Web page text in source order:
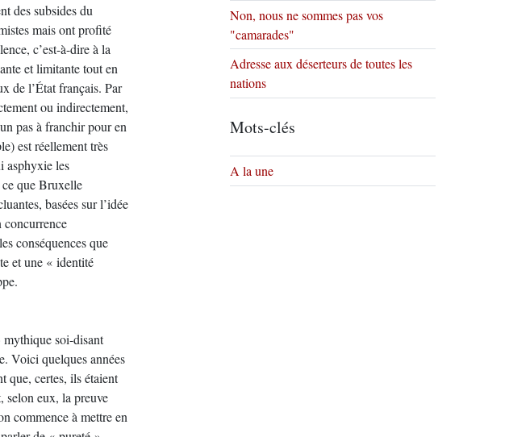
des subsides du
mais ont profité
c’est-à-dire à la
et limitante tout en
de l’État français. Par
ou indirectement,
pas à franchir pour en
est réellement très
asphyxie les
que Bruxelle
basées sur l’idée
concurrence
conséquences que
et une « identité
soi-disant
Voici quelques années
que, certes, ils étaient
selon eux, la preuve
commence à mettre en
Non, nous ne sommes pas vos
"camarades"
Adresse aux déserteurs de toutes les
nations
Mots-clés
A la une